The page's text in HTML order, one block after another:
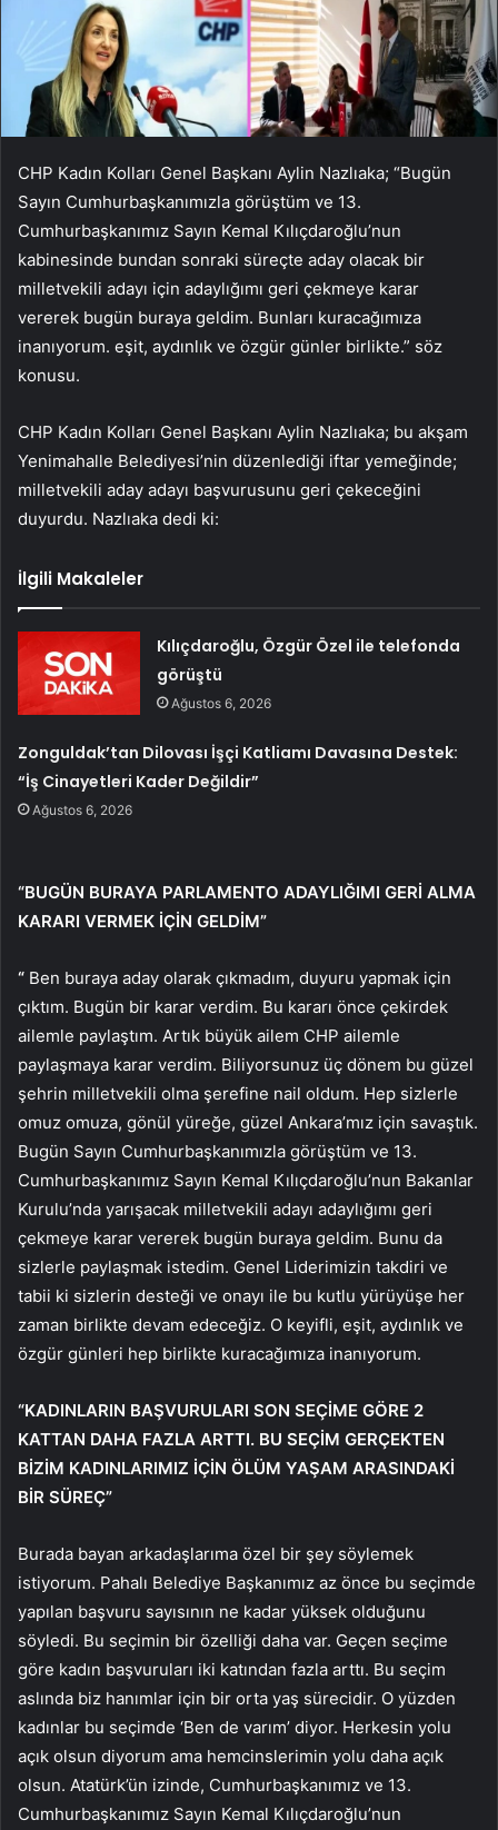
CHP Kadın Kolları Genel Başkanı Aylin Nazlıaka; “Bugün
Sayın Cumhurbaşkanımızla görüştüm ve 13.
Cumhurbaşkanımız Sayın Kemal Kılıçdaroğlu’nun
kabinesinde bundan sonraki süreçte aday olacak bir
milletvekili adayı için adaylığımı geri çekmeye karar
vererek bugün buraya geldim. Bunları kuracağımıza
inanıyorum. eşit, aydınlık ve özgür günler birlikte.” söz
konusu.
CHP Kadın Kolları Genel Başkanı Aylin Nazlıaka; bu akşam
Yenimahalle Belediyesi’nin düzenlediği iftar yemeğinde;
milletvekili aday adayı başvurusunu geri çekeceğini
duyurdu. Nazlıaka dedi ki:
İlgili Makaleler
Kılıçdaroğlu, Özgür Özel ile telefonda
görüştü
Ağustos 6, 2026
Zonguldak’tan Dilovası İşçi Katliamı Davasına Destek:
“İş Cinayetleri Kader Değildir”
Ağustos 6, 2026
“BUGÜN BURAYA PARLAMENTO ADAYLIĞIMI GERİ ALMA
KARARI VERMEK İÇİN GELDİM”
“ Ben buraya aday olarak çıkmadım, duyuru yapmak için
çıktım. Bugün bir karar verdim. Bu kararı önce çekirdek
ailemle paylaştım. Artık büyük ailem CHP ailemle
paylaşmaya karar verdim. Biliyorsunuz üç dönem bu güzel
şehrin milletvekili olma şerefine nail oldum. Hep sizlerle
omuz omuza, gönül yüreğe, güzel Ankara’mız için savaştık.
Bugün Sayın Cumhurbaşkanımızla görüştüm ve 13.
Cumhurbaşkanımız Sayın Kemal Kılıçdaroğlu’nun Bakanlar
Kurulu’nda yarışacak milletvekili adayı adaylığımı geri
çekmeye karar vererek bugün buraya geldim. Bunu da
sizlerle paylaşmak istedim. Genel Liderimizin takdiri ve
tabii ki sizlerin desteği ve onayı ile bu kutlu yürüyüşe her
zaman birlikte devam edeceğiz. O keyifli, eşit, aydınlık ve
özgür günleri hep birlikte kuracağımıza inanıyorum.
“KADINLARIN BAŞVURULARI SON SEÇİME GÖRE 2
KATTAN DAHA FAZLA ARTTI. BU SEÇİM GERÇEKTEN
BİZİM KADINLARIMIZ İÇİN ÖLÜM YAŞAM ARASINDAKİ
BİR SÜREÇ”
Burada bayan arkadaşlarıma özel bir şey söylemek
istiyorum. Pahalı Belediye Başkanımız az önce bu seçimde
yapılan başvuru sayısının ne kadar yüksek olduğunu
söyledi. Bu seçimin bir özelliği daha var. Geçen seçime
göre kadın başvuruları iki katından fazla arttı. Bu seçim
aslında biz hanımlar için bir orta yaş sürecidir. O yüzden
kadınlar bu seçimde ‘Ben de varım’ diyor. Herkesin yolu
açık olsun diyorum ama hemcinslerimin yolu daha açık
olsun. Atatürk’ün izinde, Cumhurbaşkanımız ve 13.
Cumhurbaşkanımız Sayın Kemal Kılıçdaroğlu’nun